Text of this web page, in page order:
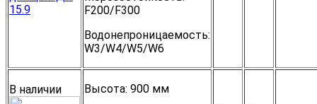
15.9
F200/F300
Водонепроницаемость:
W3/W4/W5/W6
В наличии Высота: 900 мм